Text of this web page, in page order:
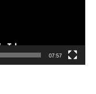
07:57